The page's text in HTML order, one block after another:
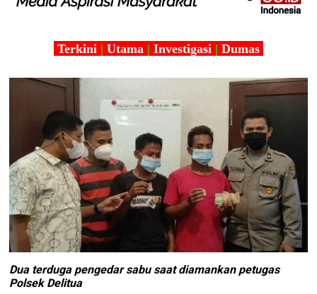
Terkini | Utama | Investigasi | Dumas
Dua terduga pengedar sabu saat diamankan petugas
Polsek Delitua